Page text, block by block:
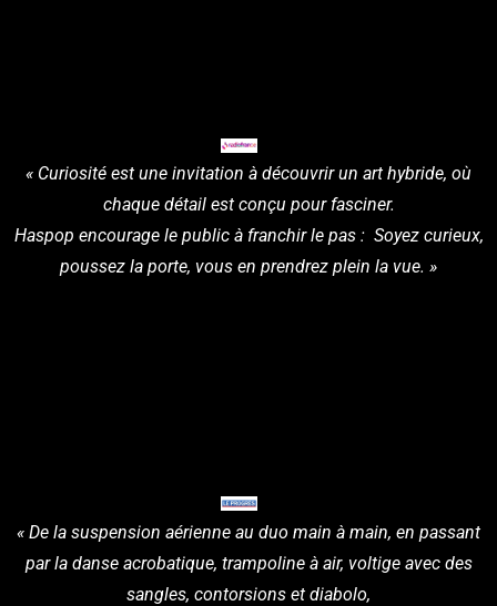
« Curiosité est une invitation à découvrir un art hybride, où
chaque détail est conçu pour fasciner.
Haspop encourage le public à franchir le pas : Soyez curieux,
poussez la porte, vous en prendrez plein la vue. »
« De la suspension aérienne au duo main à main, en passant
par la danse acrobatique, trampoline à air, voltige avec des
sangles, contorsions et diabolo,